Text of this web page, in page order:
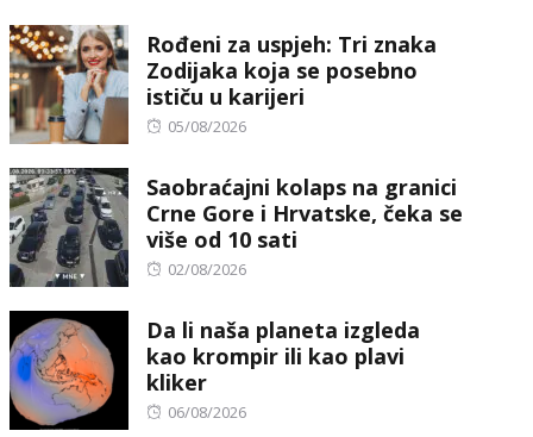
Rođeni za uspjeh: Tri znaka
Zodijaka koja se posebno
ističu u karijeri
Posted
05/08/2026
Saobraćajni kolaps na granici
Crne Gore i Hrvatske, čeka se
više od 10 sati
Posted
02/08/2026
Da li naša planeta izgleda
kao krompir ili kao plavi
kliker
Posted
06/08/2026